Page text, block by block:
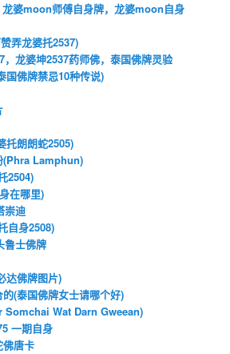
婆moon师傅自身牌，龙婆moon自身
弄龙婆托2537)
，龙婆坤2537药师佛，泰国佛牌灵验
国佛牌禁忌10种传说)
托朗朗蛇2505)
(Phra Lamphun)
2504)
在哪里)
崇迪
自身2508)
鲁士佛牌
达佛牌图片)
(泰国佛牌女士请哪个好)
Somchai Wat Darn Gweean)
一期自身
佛唐卡